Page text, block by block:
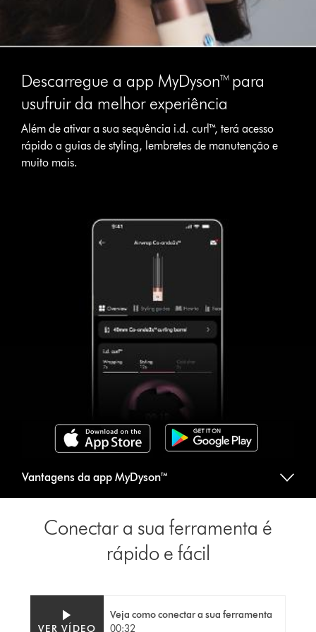
Descarregue a app MyDyson™ para
usufruir da melhor experiência
Além de ativar a sua sequência i.d. curl™, terá acesso
rápido a guias de styling, lembretes de manutenção e
muito mais.
Vantagens da app MyDyson™
Conectar a sua ferramenta é
rápido e fácil
VER VÍDEO
Veja como conectar a sua ferramenta
00:32